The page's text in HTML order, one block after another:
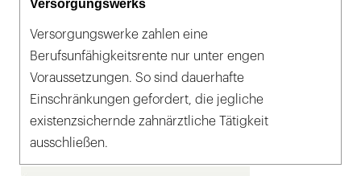
Versorgungswerks
Versorgungswerke zahlen eine
Berufsunfähigkeitsrente nur unter engen
Voraussetzungen. So sind dauerhafte
Einschränkungen gefordert, die jegliche
existenzsichernde zahnärztliche Tätigkeit
ausschließen.